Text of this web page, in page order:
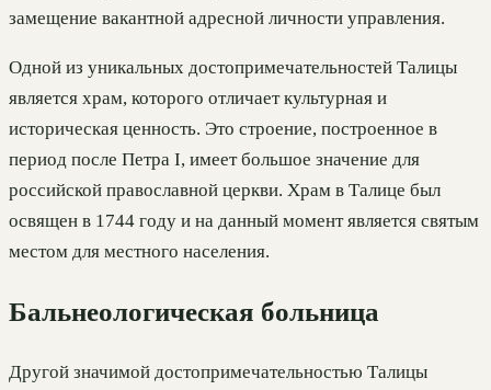
замещение вакантной адресной личности управления.
Одной из уникальных достопримечательностей Талицы
является храм, которого отличает культурная и
историческая ценность. Это строение, построенное в
период после Петра I, имеет большое значение для
российской православной церкви. Храм в Талице был
освящен в 1744 году и на данный момент является святым
местом для местного населения.
Бальнеологическая больница
Другой значимой достопримечательностью Талицы